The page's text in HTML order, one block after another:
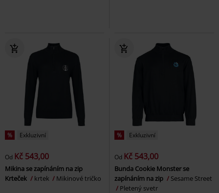
% Exkluzivní
Od Kč 543,00
Mikina se zapínáním na zip
Krteček
krtek Mikinové tričko
% Exkluzivní
Od Kč 543,00
Bunda Cookie Monster se
zapínáním na zip
Sesame Street
Pletený svetr